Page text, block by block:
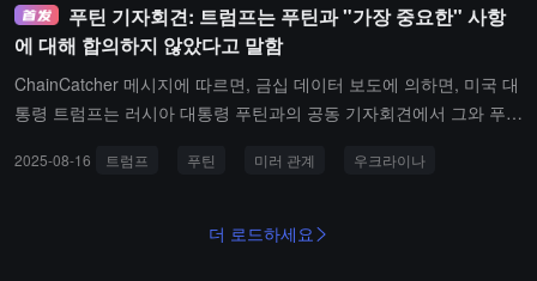
푸틴 기자회견: 트럼프는 푸틴과 "가장 중요한" 사항
에 대해 합의하지 않았다고 말함
ChainCatcher 메시지에 따르면, 금십 데이터 보도에 의하면, 미국 대
통령 트럼프는 러시아 대통령 푸틴과의 공동 기자회견에서 그와 푸틴
지 못했지만, 합의에 도달할 가능성이 크다고 밝혔습니다. 그는 "우리
그 중 일부는 그리 중요하지 않습니다. 그 중 하나는 아마도 가장 중
2025-08-16 트럼프 푸틴 미러 관계 우크라이나
더 로드하세요